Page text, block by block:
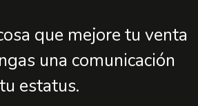
que mejore tu venta
una comunicación
estatus.